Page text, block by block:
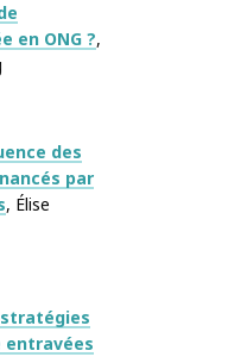
en ONG ?,
des
par
, Élise
entravées